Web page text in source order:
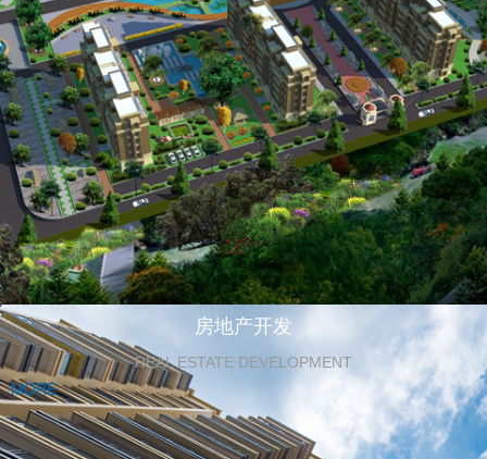
房地产开发
REAL ESTATE DEVELOPMENT
MORE